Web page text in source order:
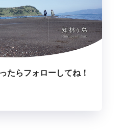
たらフォローしてね！